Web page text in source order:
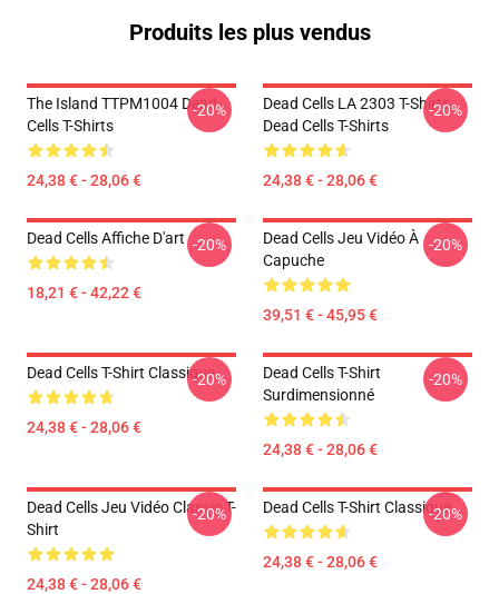
Produits les plus vendus
The Island TTPM1004 Dead
Cells T-Shirts
24,38 € - 28,06 €
-20%
Dead Cells LA 2303 T-Shirts
Dead Cells T-Shirts
24,38 € - 28,06 €
-20%
Dead Cells Affiche D'art
18,21 € - 42,22 €
-20%
Dead Cells Jeu Vidéo À
Capuche
39,51 € - 45,95 €
-20%
Dead Cells T-Shirt Classique
24,38 € - 28,06 €
-20%
Dead Cells T-Shirt
Surdimensionné
24,38 € - 28,06 €
-20%
Dead Cells Jeu Vidéo Classic T-
Shirt
24,38 € - 28,06 €
-20% Dead Cells T-Shirt Classique
24,38 € - 28,06 €
-20%